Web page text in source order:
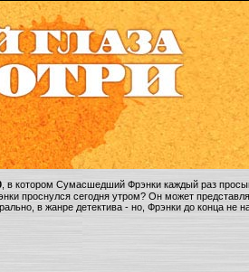
, в котором Сумасшедший Фрэнки каждый раз
проснулся сегодня утром? Он может
в жанре детектива - но, Фрэнки до конца